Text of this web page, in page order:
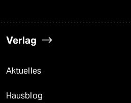
Verlag
Aktuelles
Hausblog